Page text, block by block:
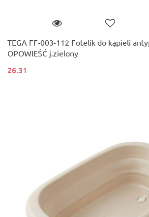
TEGA FF-003-112 Fotelik do kąpieli
OPOWIEŚĆ j.zielony
26.31